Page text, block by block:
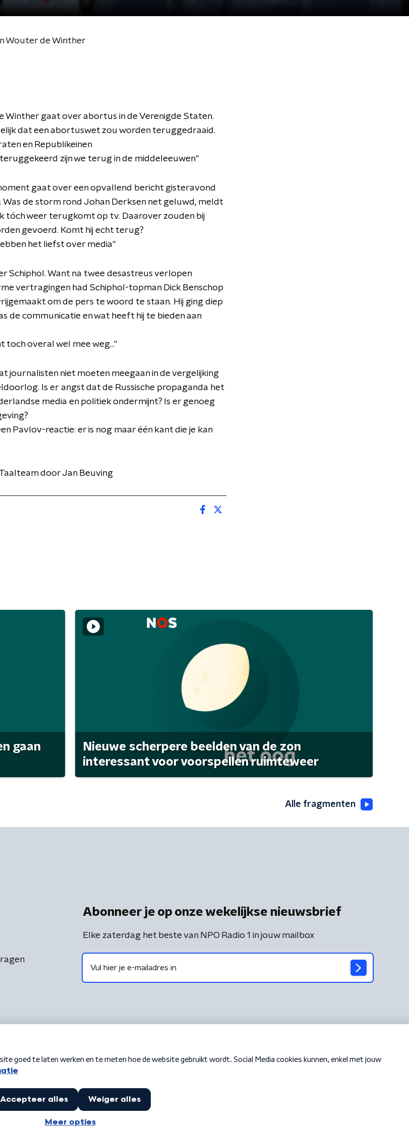
Wouter de Winther
Winther gaat over abortus in de Verenigde Staten.
dat een abortuswet zou worden teruggedraaid.
en Republikeinen
zijn we terug in de middeleeuwen"
gaat over een opvallend bericht gisteravond
Was de storm rond Johan Derksen net geluwd, meldt
tóch weer terugkomt op tv. Daarover zouden bij
gevoerd. Komt hij echt terug?
het liefst over media"
Schiphol. Want na twee desastreus verlopen
vertragingen had Schiphol-topman Dick Benschop
om de pers te woord te staan. Hij ging diep
de communicatie en wat heeft hij te bieden aan
toch overal wel mee weg..."
journalisten niet moeten meegaan in de vergelijking
Is er angst dat de Russische propaganda het
media en politiek ondermijnt? Is er genoeg
Pavlov-reactie: er is nog maar één kant die je kan
door Jan Beuving
gaan
Nieuwe scherpere beelden van de zon
interessant voor voorspellen ruimteweer
Alle fragmenten
Abonneer je op onze wekelijkse nieuwsbrief
Elke zaterdag het beste van NPO Radio 1 in jouw mailbox